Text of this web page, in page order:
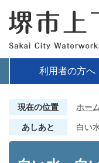
利用者の方へ
現在の位置 ホーム
あしあと 白い